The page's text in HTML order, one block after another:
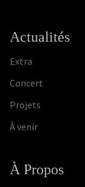
Actualités
Extra
Concert
Projets
À venir
À Propos